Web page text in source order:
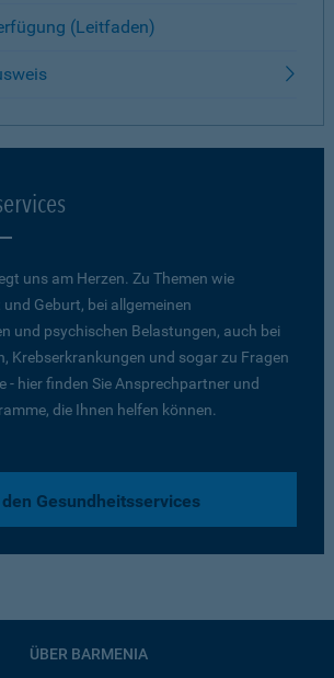
(Leitfaden)
uns am Herzen. Zu Themen wie
Geburt, bei allgemeinen
und psychischen Belastungen, auch bei
Krebserkrankungen und sogar zu Fragen
- hier finden Sie Ansprechpartner und
die Ihnen helfen können.
Gesundheitsservices
ÜBER BARMENIA